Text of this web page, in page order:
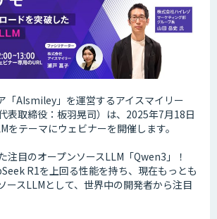
「AIsmiley」を運営するアイスマイリー
表取締役：板羽晃司）は、2025年7月18日
をテーマにウェビナーを開催します。
注目のオープンソースLLM「Qwen3」！
R1を上回る性能を持ち、現在もっとも
ースLLMとして、世界中の開発者から注目